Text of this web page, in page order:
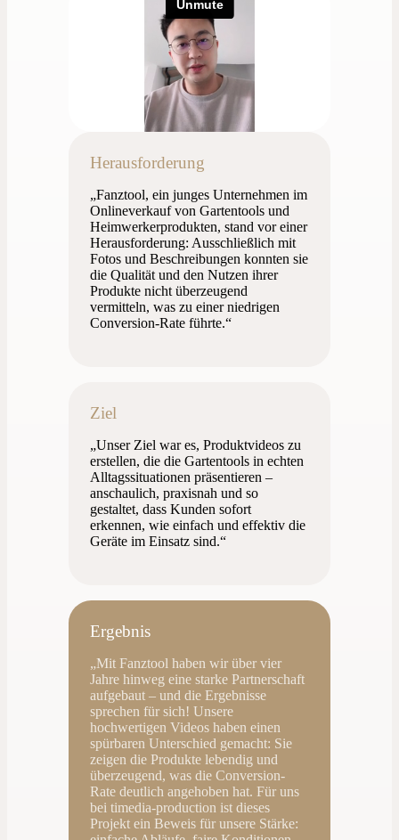
Herausforderung
„Fanztool, ein junges Unternehmen im
Onlineverkauf von Gartentools und
Heimwerkerprodukten, stand vor einer
Herausforderung: Ausschließlich mit
Fotos und Beschreibungen konnten sie
die Qualität und den Nutzen ihrer
Produkte nicht überzeugend
vermitteln, was zu einer niedrigen
Conversion-Rate führte.“
Ziel
„Unser Ziel war es, Produktvideos zu
erstellen, die die Gartentools in echten
Alltagssituationen präsentieren –
anschaulich, praxisnah und so
gestaltet, dass Kunden sofort
erkennen, wie einfach und effektiv die
Geräte im Einsatz sind.“
Ergebnis
„Mit Fanztool haben wir über vier
Jahre hinweg eine starke Partnerschaft
aufgebaut – und die Ergebnisse
sprechen für sich! Unsere
hochwertigen Videos haben einen
spürbaren Unterschied gemacht: Sie
zeigen die Produkte lebendig und
überzeugend, was die Conversion-
Rate deutlich angehoben hat. Für uns
bei timedia-production ist dieses
Projekt ein Beweis für unsere Stärke: